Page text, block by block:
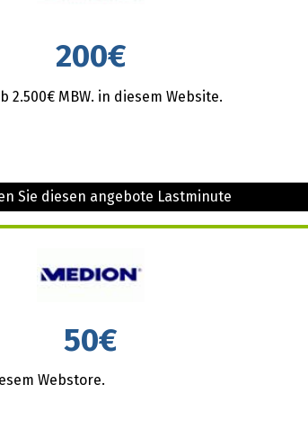
200€
2.500€ MBW. in diesem Website.
Sie diesen angebote Lastminute
50€
Webstore.